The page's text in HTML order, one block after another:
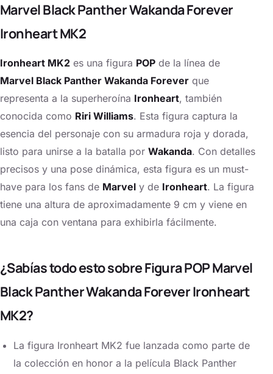
Marvel Black Panther Wakanda Forever
Ironheart MK2
Ironheart MK2 es una figura POP de la línea de
Marvel Black Panther Wakanda Forever que
representa a la superheroína Ironheart, también
conocida como Riri Williams. Esta figura captura la
esencia del personaje con su armadura roja y dorada,
listo para unirse a la batalla por Wakanda. Con detalles
precisos y una pose dinámica, esta figura es un must-
have para los fans de Marvel y de Ironheart. La figura
tiene una altura de aproximadamente 9 cm y viene en
una caja con ventana para exhibirla fácilmente.
¿Sabías todo esto sobre Figura POP Marvel
Black Panther Wakanda Forever Ironheart
MK2?
La figura Ironheart MK2 fue lanzada como parte de
la colección en honor a la película Black Panther